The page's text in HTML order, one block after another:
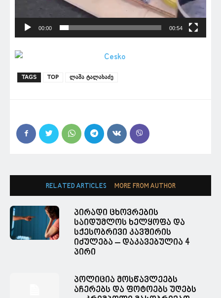
00:00 00:54
TAGS TOP ლაშა ტალახაძე
RELATED ARTICLES MORE FROM AUTHOR
პირადი ცხოვრების
საიდუმლოს ხელყოფა და
სქესობრივი კავშირის
იძულება – დაკავებულია 4
პირი
პოლიცია მოსწავლეებს
აჩერებს და ფოტოებს უღებს